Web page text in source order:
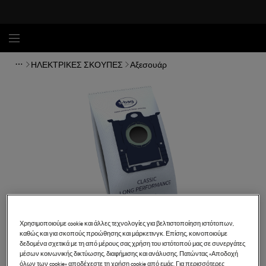
ΗΛΕΚΤΡΙΚΕΣ ΣΚΟΥΠΕΣ Αξεσουάρ
GR201SM
Χρησιμοποιούμε cookie και άλλες τεχνολογίες για βελτιστοποίηση ιστότοπων,
καθώς και για σκοπούς προώθησης και μάρκετινγκ. Επίσης, κοινοποιούμε
δεδομένα σχετικά με τη από μέρους σας χρήση του ιστότοπού μας σε συνεργάτες
μέσων κοινωνικής δικτύωσης, διαφήμισης και ανάλυσης. Πατώντας «Αποδοχή
όλων των cookie» αποδέχεστε τη χρήση cookie από εμάς. Για περισσότερες